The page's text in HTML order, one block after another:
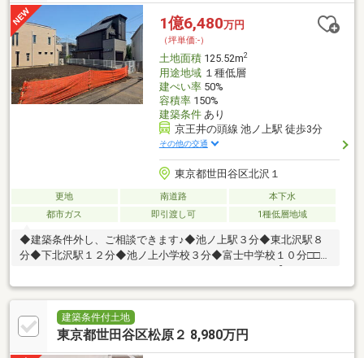
ムページ～https://wallmate.co.jp/～
1億6,480万円
（坪単価:-）
土地面積125.52m2
用途地域１種低層
建ぺい率50%
容積率150%
建築条件あり
京王井の頭線 池ノ上駅 徒歩3分
その他の交通
東京都世田谷区北沢１
更地 南道路
本下水
都市ガス
即引渡し可 1種低層地域
◆建築条件外し、ご相談できます♪◆池ノ上駅３分◆東北沢駅８
分◆下北沢駅１２分◆池ノ上小学校３分◆富士中学校１０分□□
NOT OLD，BE CLASSIC． □□■ウォールメイトは【かかりつ
けの不動産屋】として徹底的にまで顧客主義を貫く事をお約束い
たします■城西エリアに特化した情報網を駆使し、最良の不動産
をご提案■住宅ローンシュミレーション無料相談会 毎日随時開
催中■ウォールメイトオリジナルの住宅購入・住替え等について
建築条件付土地
東京都世田谷区松原２ 8,980万円